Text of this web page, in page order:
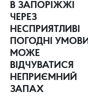
В ЗАПОРІЖЖІ
ЧЕРЕЗ
НЕСПРИЯТЛИВІ
ПОГОДНІ
МОЖЕ
ВІДЧУВАТИСЯ
НЕПРИЄМНИЙ
ЗАПАХ